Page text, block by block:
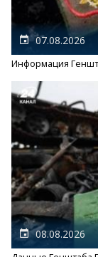
07.08.2026
Информация
08.08.2026